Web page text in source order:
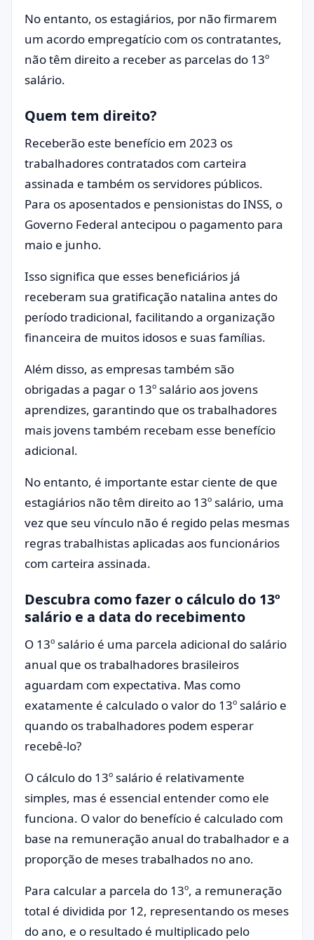
No entanto, os estagiários, por não firmarem
um acordo empregatício com os contratantes,
não têm direito a receber as parcelas do 13º
salário.
Quem tem direito?
Receberão este benefício em 2023 os
trabalhadores contratados com carteira
assinada e também os servidores públicos.
Para os aposentados e pensionistas do INSS, o
Governo Federal antecipou o pagamento para
maio e junho.
Isso significa que esses beneficiários já
receberam sua gratificação natalina antes do
período tradicional, facilitando a organização
financeira de muitos idosos e suas famílias.
Além disso, as empresas também são
obrigadas a pagar o 13º salário aos jovens
aprendizes, garantindo que os trabalhadores
mais jovens também recebam esse benefício
adicional.
No entanto, é importante estar ciente de que
estagiários não têm direito ao 13º salário, uma
vez que seu vínculo não é regido pelas mesmas
regras trabalhistas aplicadas aos funcionários
com carteira assinada.
Descubra como fazer o cálculo do 13º
salário e a data do recebimento
O 13º salário é uma parcela adicional do salário
anual que os trabalhadores brasileiros
aguardam com expectativa. Mas como
exatamente é calculado o valor do 13º salário e
quando os trabalhadores podem esperar
recebê-lo?
O cálculo do 13º salário é relativamente
simples, mas é essencial entender como ele
funciona. O valor do benefício é calculado com
base na remuneração anual do trabalhador e a
proporção de meses trabalhados no ano.
Para calcular a parcela do 13º, a remuneração
total é dividida por 12, representando os meses
do ano, e o resultado é multiplicado pelo